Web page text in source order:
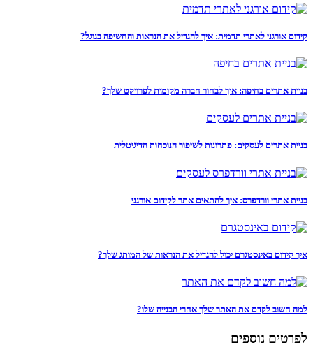
קידום אורגני לאתרי תדמית: איך להגדיל את הנראות והחשיפה בגוגל?
בניית אתרים בחיפה: איך לבחור חברה מקומית לפרויקט שלך?
בניית אתרים לעסקים: פתרונות לשיפור הנוכחות הדיגיטלית
בניית אתרי וורדפרס: איך להתאים אתר לקידום אורגני
איך קידום באינסטגרם יכול להגדיל את הנראות של המותג שלך?
למה חשוב לקדם את האתר שלך אחרי הבנייה שלו?
לפרטים נוספים